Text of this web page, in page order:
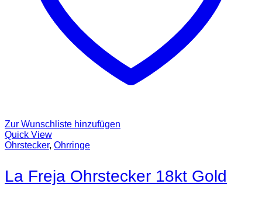
Zur Wunschliste hinzufügen
Quick View
Ohrstecker, Ohrringe
La Freja Ohrstecker 18kt Gold